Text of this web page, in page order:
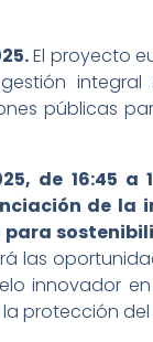
El proyecto
públicas
de 16:45 a
de la
para
las
innovador
protección del